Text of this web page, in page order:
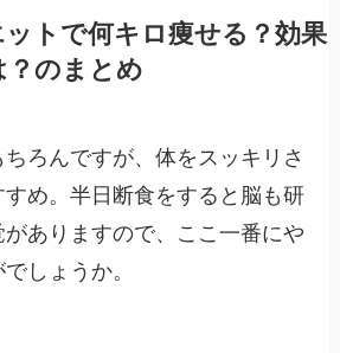
トで何キロ痩せる？効果
？のまとめ
ろんですが、体をスッキリさ
め。半日断食をすると脳も研
ありますので、ここ一番にや
しょうか。